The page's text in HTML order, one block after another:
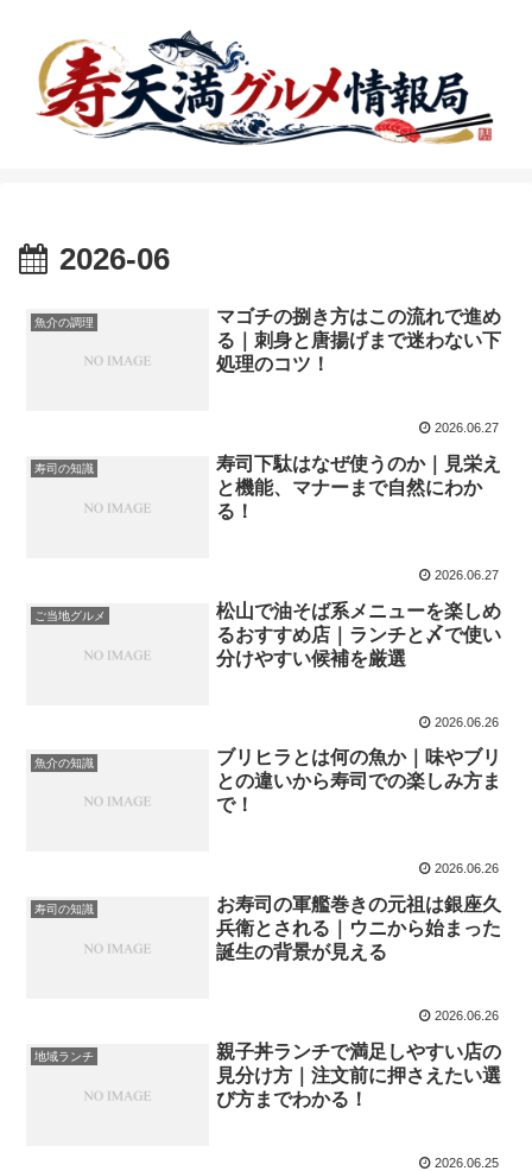
2026-06
魚介の調理
マゴチの捌き方はこの流れで進め
る｜刺身と唐揚げまで迷わない下
処理のコツ！
2026.06.27
寿司の知識
寿司下駄はなぜ使うのか｜見栄え
と機能、マナーまで自然にわか
る！
2026.06.27
ご当地グルメ
松山で油そば系メニューを楽しめ
るおすすめ店｜ランチと〆で使い
分けやすい候補を厳選
2026.06.26
魚介の知識
ブリヒラとは何の魚か｜味やブリ
との違いから寿司での楽しみ方ま
で！
2026.06.26
寿司の知識
お寿司の軍艦巻きの元祖は銀座久
兵衛とされる｜ウニから始まった
誕生の背景が見える
2026.06.26
地域ランチ
親子丼ランチで満足しやすい店の
見分け方｜注文前に押さえたい選
び方までわかる！
2026.06.25